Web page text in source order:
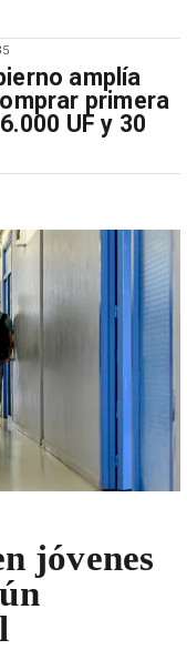
amplía
primera
UF y 30
jóvenes